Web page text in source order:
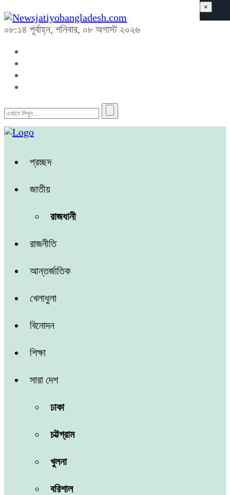
০৮:১৪ পূর্বাহ্ন, শনিবার, ০৮ অগাস্ট ২০২৬
প্রচ্ছদ
জাতীয়
রাজধানী
রাজনীতি
আন্তর্জাতিক
খেলাধুলা
বিনোদন
শিক্ষা
সারা দেশ
ঢাকা
চট্টগ্রাম
খুলনা
বরিশাল
×